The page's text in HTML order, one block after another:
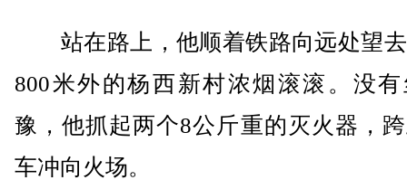
站在路上，他顺着铁路向远处望
800米外的杨西新村浓烟滚滚。没
豫，他抓起两个8公斤重的灭火器，
车冲向火场。